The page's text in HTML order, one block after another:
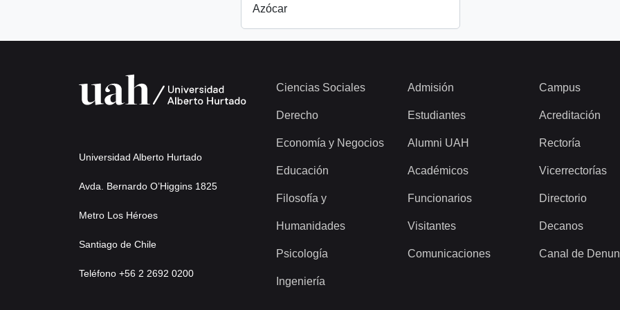
Azócar
Universidad Alberto Hurtado
Avda. Bernardo O’Higgins 1825
Metro Los Héroes
Santiago de Chile
Teléfono +56 2 2692 0200
Ciencias Sociales
Derecho
Economía y Negocios
Educación
Filosofía y
Humanidades
Psicología
Ingeniería
Admisión
Estudiantes
Alumni UAH
Académicos
Funcionarios
Visitantes
Comunicaciones
Campus
Acreditación
Rectoría
Vicerrectorías
Directorio
Decanos
Canal de